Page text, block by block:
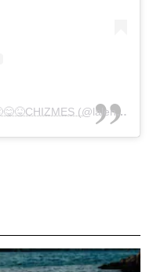
A post shared by La Lengua 🤪😜😛😋😝CHIZMES (@lalenguateve)